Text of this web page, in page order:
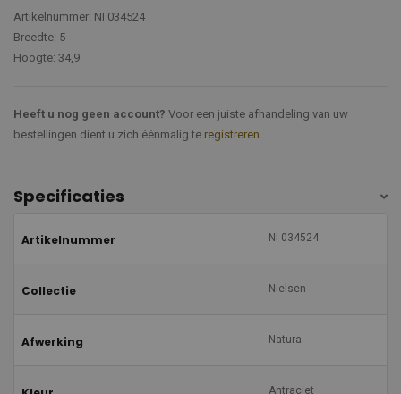
Artikelnummer: NI 034524
Breedte: 5
Hoogte: 34,9
Heeft u nog geen account? Voor een juiste afhandeling van uw
bestellingen dient u zich éénmalig te registreren.
Specificaties
Artikelnummer NI 034524
Collectie Nielsen
Afwerking Natura
Antraciet